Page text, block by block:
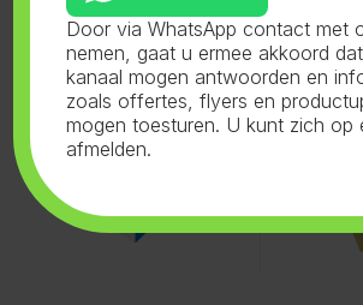
R.H. 62% 8 gram display
144 pieces
display 48
Door via WhatsApp contact met
nemen, gaat u ermee akkoord
kanaal mogen antwoorden en
zoals offertes, flyers en
mogen toesturen. U kunt zich op
afmelden.